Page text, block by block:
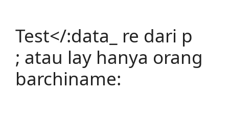
Test</:data_ re dari p
; atau lay hanya orang
barchiname: